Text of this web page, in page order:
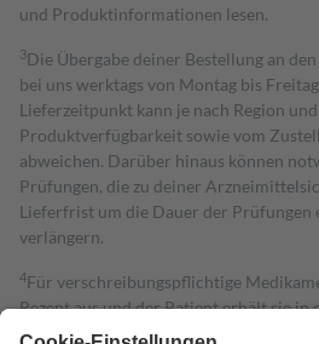
und Produktinformationen lesen.
3Die Übergabe deiner Bestellung an
bei uns werktags von Montag bis
Lieferzeitpunkt kann je nach Region
Produktverfügbarkeit sowie vom
abweichen. Darüber hinaus können
Prüfungen, die zu deiner
Lieferfrist um die Dauer der
verlängern.
4Für verschreibungspflichtige
Rezept aus und der Patient erhält sie in
gesetzliche Krankenversicherung